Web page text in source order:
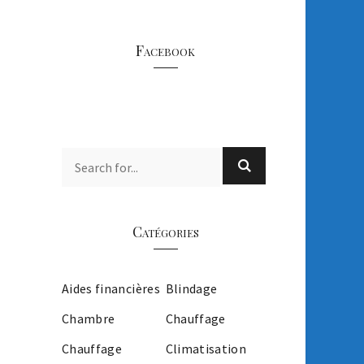
Facebook
Catégories
Aides financières Blindage
Chambre
Chauffage
Chauffage
Climatisation